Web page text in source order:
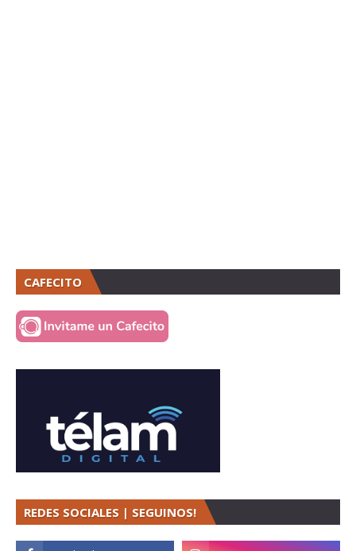
CAFECITO
REDES SOCIALES | SEGUINOS!